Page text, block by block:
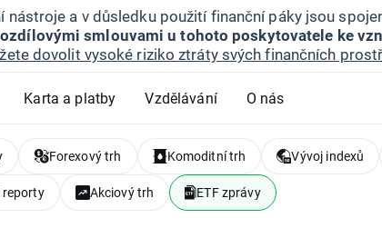
nástroje a v důsledku použití finanční páky jsou
smlouvami u tohoto poskytovatele ke
dovolit vysoké riziko ztráty svých finančních
Karta a platby Vzdělávání O nás
Forexový trh Komoditní trh Vývoj indexů
reporty Akciový trh ETF zprávy